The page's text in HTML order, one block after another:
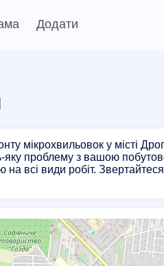
Додати
мікрохвильовок у місті
яку проблему з вашою
на всі види робіт.